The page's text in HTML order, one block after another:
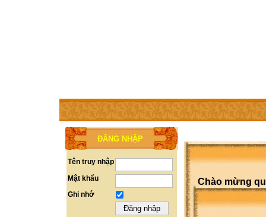
TRANG CHỦ THÀNH VIÊN TRỢ GIÚP WEBSITE
ĐĂNG NHẬP
Tên truy nhập
Mật khẩu
Ghi nhớ
Chào mừng